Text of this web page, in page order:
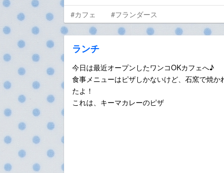
#カフェ #フランダース
ランチ
今日は最近オープンしたワンコOKカフェへ♪
食事メニューはピザしかないけど、石窯で焼
たよ！
これは、キーマカレーのピザ